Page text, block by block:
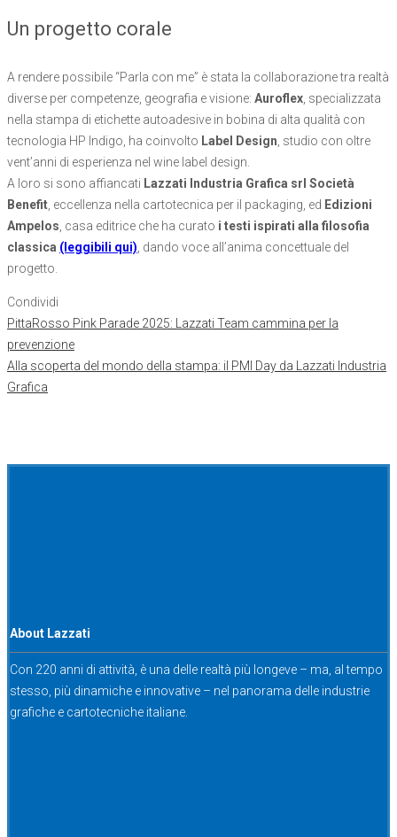
Un progetto corale
A rendere possibile “Parla con me” è stata la collaborazione tra realtà
diverse per competenze, geografia e visione: Auroflex , specializzata
nella stampa di etichette autoadesive in bobina di alta qualità con
tecnologia HP Indigo, ha coinvolto Label Design , studio con oltre
vent’anni di esperienza nel wine label design.
A loro si sono affiancati Lazzati Industria Grafica srl Società
Benefit , eccellenza nella cartotecnica per il packaging, ed Edizioni
Ampelos , casa editrice che ha curato i testi ispirati alla filosofia
classica (leggibili qui) , dando voce all’anima concettuale del
progetto.
Condividi
Articolo
precedente
PittaRosso Pink Parade 2025: Lazzati Team cammina per la
prevenzione
Articolo
successivo
Alla scoperta del mondo della stampa: il PMI Day da Lazzati Industria
Grafica
About Lazzati
Con 220 anni di attività, è una delle realtà più longeve – ma, al tempo
stesso, più dinamiche e innovative – nel panorama delle industrie
grafiche e cartotecniche italiane.